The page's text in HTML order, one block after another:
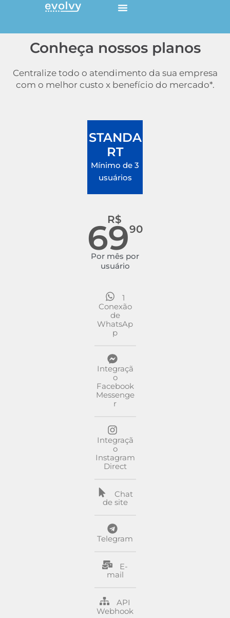
conteúdoConheça nossos planos
Centralize todo o atendimento da sua empresa
com o melhor custo x benefício do mercado*.
STANDA
RT
Mínimo de 3
usuários
R$
6990
Por mês por
usuário
1
Conexão
de
WhatsAp
p
Integraçã
o
Facebook
Messenge
r
Integraçã
o
Instagram
Direct
Chat
de site
Telegram
E-
mail
API
Webhook